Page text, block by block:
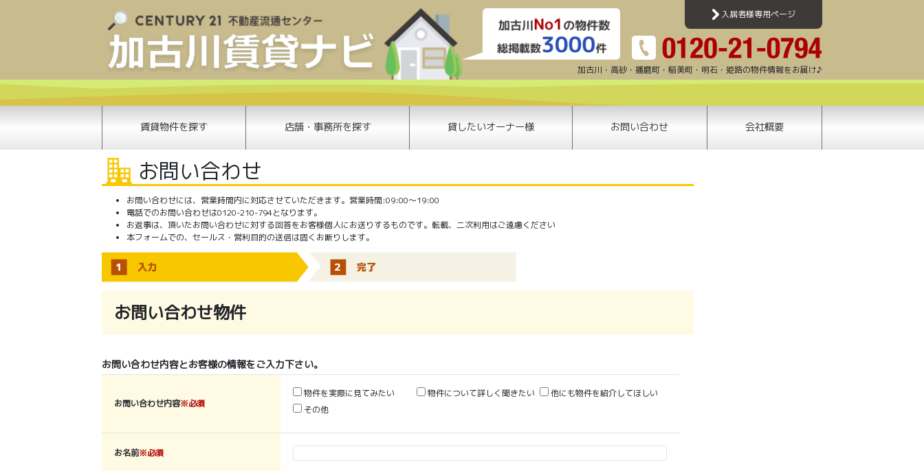
賃貸問い合わせ | 加古川賃貸ナビ | 加古川・高砂・姫路・明石エリアのアパート・マンション・賃貸一戸建て・テナント情報
入居者様専用ページ
加古川・高砂・播磨町・稲美町・明石・姫路の物件情報をお届け♪
賃貸物件を探す 店舗・事務所を探す 貸したいオーナー様 お問い合わせ 会社概要
お問い合わせ
お問い合わせには、営業時間内に対応させていただきます。営業時間:09:00〜19:00
電話でのお問い合わせは0120-210-794となります。
お返事は、頂いたお問い合わせに対する回答をお客様個人にお送りするものです。転載、二次利用はご遠慮ください
本フォームでの、セールス・営利目的の送信は固くお断りします。
お問い合わせ物件
お問い合わせ内容とお客様の情報をご入力下さい。
お問い合わせ内容※必須
物件を実際に見てみたい 物件について詳しく聞きたい
他にも物件を紹介してほしい
その他
お名前※必須